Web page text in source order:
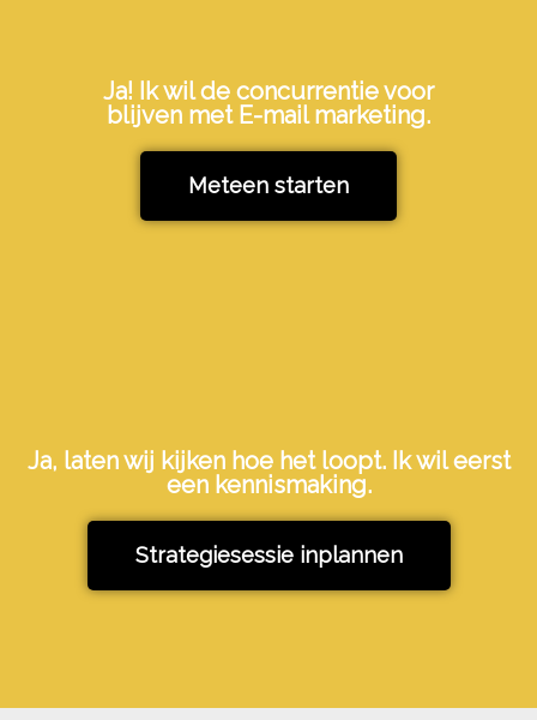
Ja! Ik wil de concurrentie voor
blijven met E-mail marketing.
Meteen starten
Ja, laten wij kijken hoe het loopt. Ik wil eerst
een kennismaking.
Strategiesessie inplannen